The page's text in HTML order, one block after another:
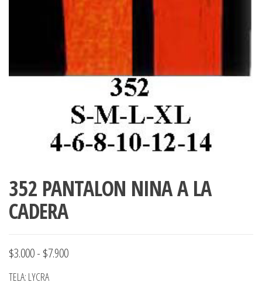
352 PANTALON NINA A LA
CADERA
$3.000- $7.900Rango
TELA: LYCRA